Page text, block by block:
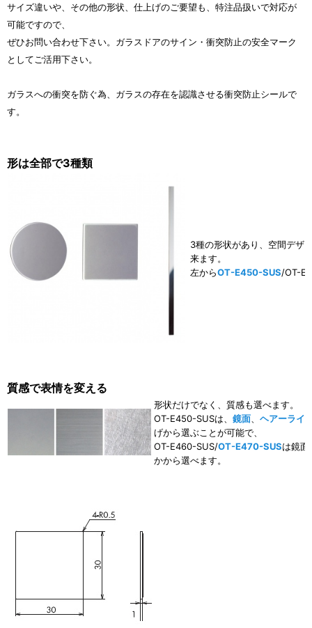
サイズ違いや、その他の形状、仕上げのご要望も、特注品扱いで対応が
可能ですので、
ぜひお問い合わせ下さい。ガラスドアのサイン・衝突防止の安全マーク
としてご活用下さい。
ガラスへの衝突を防ぐ為、ガラスの存在を認識させる衝突防止シールで
す。
形は全部で3種類
3種の形状があり、空間デザ
来ます。
左からOT-E450-SUS/OT-
質感で表情を変える
形状だけでなく、質感も選べます。
OT-E450-SUSは、 鏡面
ヘアーライ
げから選ぶことが可能で、
OT-E460-SUS/OT-E470-SUSは鏡面
かから選べます。